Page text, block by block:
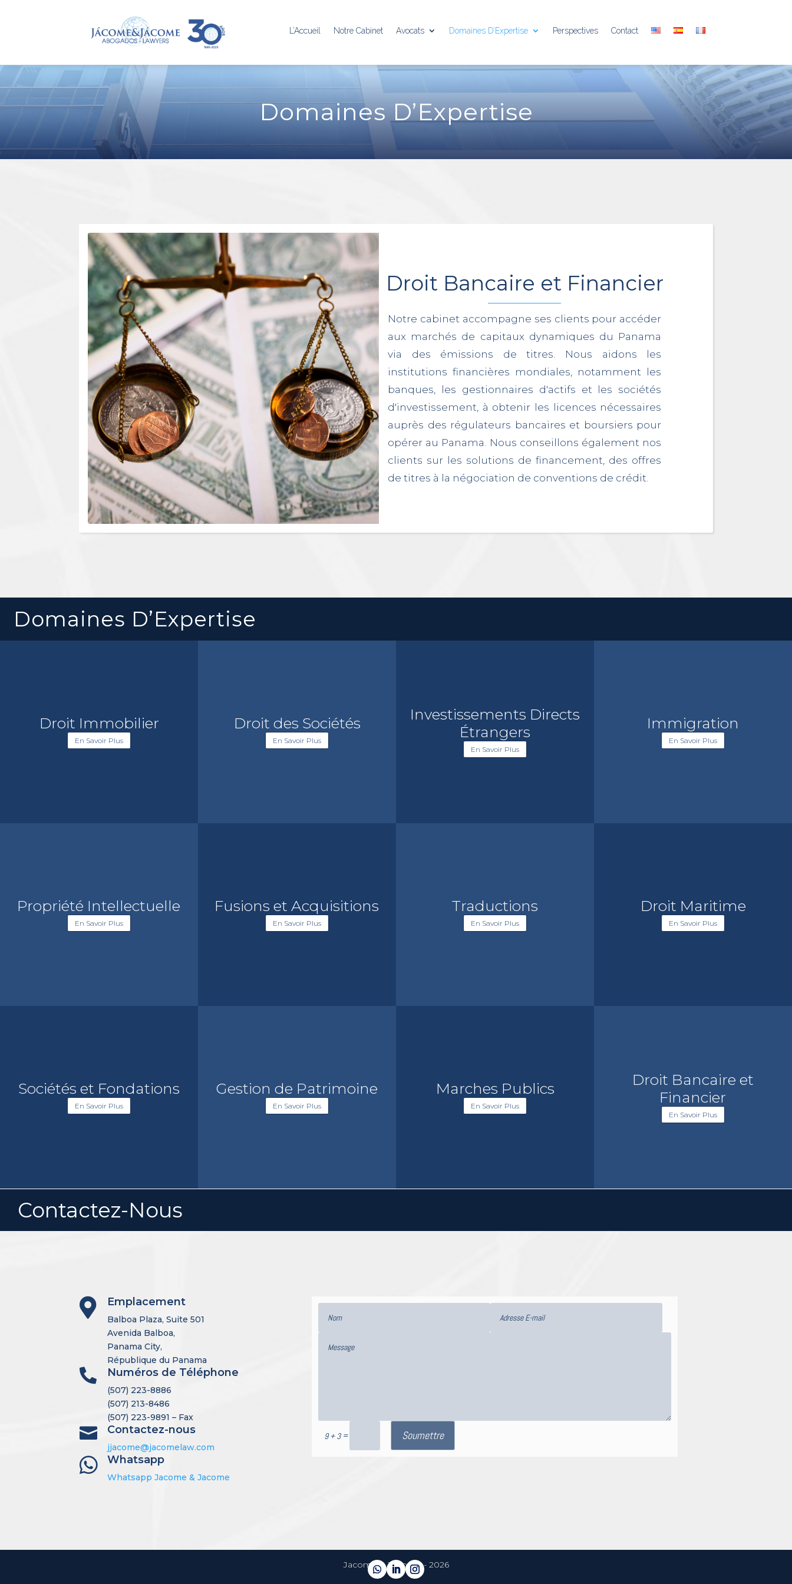
L’Accueil Notre Cabinet Avocats Domaines D’Expertise Perspectives Contact
Domaines D’Expertise
Droit Bancaire et Financier
Notre cabinet accompagne ses clients pour accéder
aux marchés de capitaux dynamiques du Panama
via des émissions de titres. Nous aidons les
institutions financières mondiales, notamment les
banques, les gestionnaires d'actifs et les sociétés
d'investissement, à obtenir les licences nécessaires
auprès des régulateurs bancaires et boursiers pour
opérer au Panama. Nous conseillons également nos
clients sur les solutions de financement, des offres
de titres à la négociation de conventions de crédit.
Domaines D’Expertise
Droit Immobilier
En Savoir Plus
Droit des Sociétés
En Savoir Plus
Investissements Directs
Étrangers
En Savoir Plus
Immigration
En Savoir Plus
Propriété Intellectuelle
En Savoir Plus
Fusions et Acquisitions
En Savoir Plus
Traductions
En Savoir Plus
Droit Maritime
En Savoir Plus
Sociétés et Fondations
En Savoir Plus
Gestion de Patrimoine
En Savoir Plus
Marches Publics
En Savoir Plus
Droit Bancaire et
Financier
En Savoir Plus
Contactez-Nous
 Emplacement
Balboa Plaza, Suite 501
Avenida Balboa,
Panama City,
République du Panama
 Numéros de Téléphone
(507) 223-8886
(507) 213-8486
(507) 223-9891 – Fax
 Contactez-nous
jjacome@jacomelaw.com
 Whatsapp
Whatsapp Jacome & Jacome
9 + 3= Soumettre
Jacome & Jacome - 2026